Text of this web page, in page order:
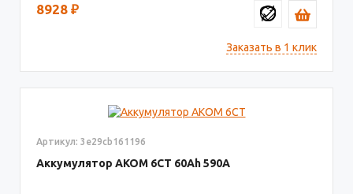
8928 ₽
Заказать в 1 клик
Артикул: 3e29cb161196
Аккумулятор AКОМ 6СТ 60 590